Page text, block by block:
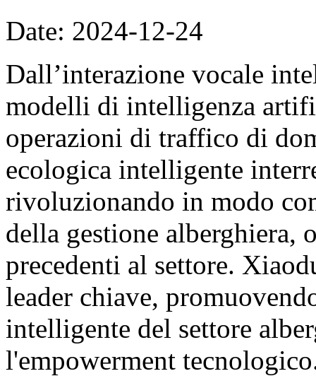
Date: 2024-12-24
Dall’interazione vocale
modelli di intelligenza
operazioni di traffico di
ecologica intelligente
rivoluzionando in modo
della gestione alberghiera,
precedenti al settore.
leader chiave,
intelligente del settore
l'empowerment